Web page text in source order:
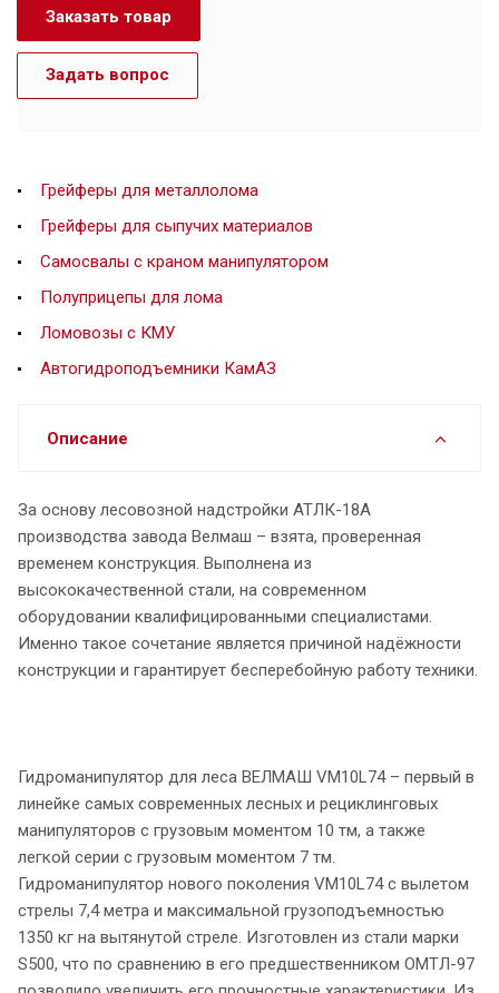
Заказать товар
Задать вопрос
Грейферы для металлолома
Грейферы для сыпучих материалов
Самосвалы с краном манипулятором
Полуприцепы для лома
Ломовозы с КМУ
Автогидроподъемники КамАЗ
Описание
За основу лесовозной надстройки АТЛК-18А
производства завода Велмаш – взята, проверенная
временем конструкция. Выполнена из
высококачественной стали, на современном
оборудовании квалифицированными специалистами.
Именно такое сочетание является причиной надёжности
конструкции и гарантирует бесперебойную работу техники.
Гидроманипулятор для леса ВЕЛМАШ VM10L74 – первый в
линейке самых современных лесных и рециклинговых
манипуляторов с грузовым моментом 10 тм, а также
легкой серии с грузовым моментом 7 тм.
Гидроманипулятор нового поколения VM10L74 с вылетом
стрелы 7,4 метра и максимальной грузоподъемностью
1350 кг на вытянутой стреле. Изготовлен из стали марки
S500, что по сравнению в его предшественником ОМТЛ-97